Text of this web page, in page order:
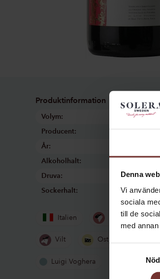
Denna
Vi
sociala
till de
med
Produktinformation
Volym:
750 ml
Producent:
År:
Alkoholhalt:
Druva:
100%
Sockerhalt:
1g/l
Italien Lamm
Vilt Ost
Luigi Voghera